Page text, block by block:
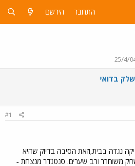
התחבר הירשם
25/4/
בדואי
#1
נגדה בבית,וזאת הסיבה בדיוק שהיא
משוחרר ורב שערים. סנטנדר מנצחת -